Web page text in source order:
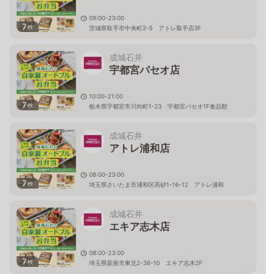
7枚
09:00-23:00
茨城県取手市中央町2-5 アトレ取手店3F
7枚
成城石井
宇都宮パセオ店
10:00-21:00
栃木県宇都宮市川向町1-23 宇都宮パセオ1F食品館
7枚
成城石井
アトレ浦和店
08:00-23:00
埼玉県さいたま市浦和区高砂1-16-12 アトレ浦和
7枚
成城石井
エキア志木店
08:00-23:00
埼玉県新座市東北2-38-10 エキア志木2F